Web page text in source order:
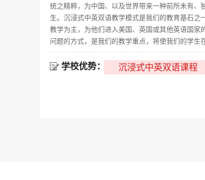
统之精粹，为中国、以及世界带来一种前所未有
生。沉浸式中英双语教学模式是我们的教育基石
教学为主，为他们进入美国、英国或其他英语国
问题的方式，是我们的教学重点，将使我们的学
 学校优势： 沉浸式中英双语课程